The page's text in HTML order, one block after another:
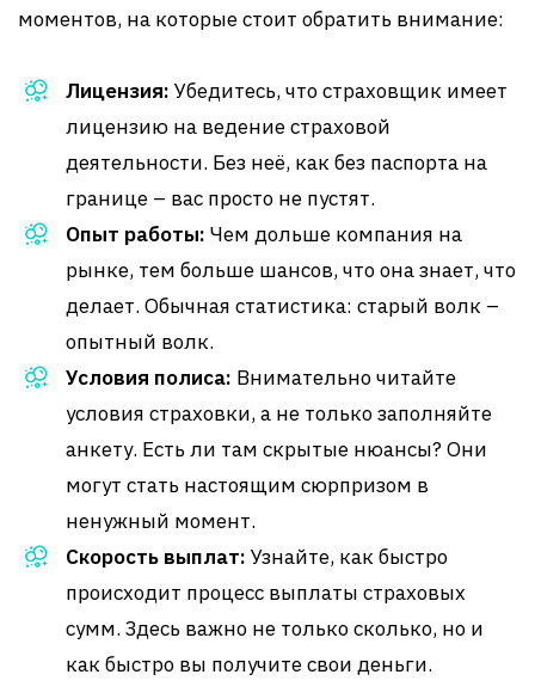
моментов, на которые стоит обратить внимание:
Лицензия: Убедитесь, что страховщик имеет
лицензию на ведение страховой
деятельности. Без неё, как без паспорта на
границе – вас просто не пустят.
Опыт работы: Чем дольше компания на
рынке, тем больше шансов, что она знает, что
делает. Обычная статистика: старый волк –
опытный волк.
Условия полиса: Внимательно читайте
условия страховки, а не только заполняйте
анкету. Есть ли там скрытые нюансы? Они
могут стать настоящим сюрпризом в
ненужный момент.
Скорость выплат: Узнайте, как быстро
происходит процесс выплаты страховых
сумм. Здесь важно не только сколько, но и
как быстро вы получите свои деньги.